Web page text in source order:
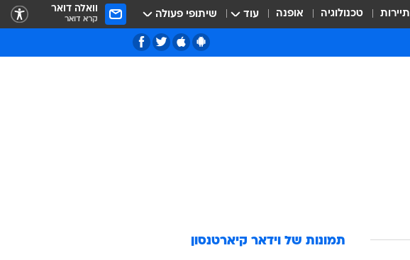
תיירות טכנולוגיה אופנה עוד שיתופי פעולה וואלה דואר
קרא דואר
תמונות של וידאר קיארטנסון